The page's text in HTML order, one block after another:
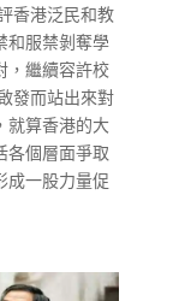
香港泛民和教
和服禁剝奪學
，繼續容許校
發而站出來對
就算香港的大
各個層面爭取
成一股力量促